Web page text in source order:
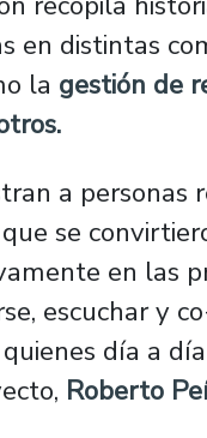
en distintas
la gestión de
a personas
se
en las
escuchar y
día a
Roberto